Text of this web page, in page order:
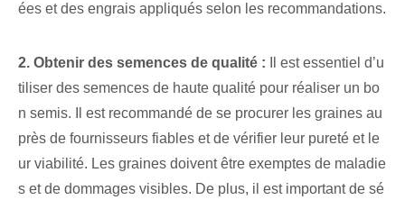
ées et des engrais appliqués selon les recommandations.
2. Obtenir des semences de qualité : Il est essentiel d’u
tiliser des semences de haute qualité pour réaliser un bo
n semis. Il est recommandé de se procurer les graines au
près de fournisseurs fiables et de vérifier leur pureté et le
ur viabilité. Les graines doivent être exemptes de maladie
s et de dommages visibles. De plus, il est important de sé